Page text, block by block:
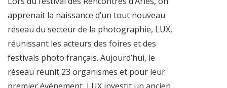
apprenait la naissance d’un tout nouveau
réseau du secteur de la photographie, LUX,
réunissant les acteurs des foires et des
festivals photo français. Aujourd’hui, le
réseau réunit 23 organismes et pour leur